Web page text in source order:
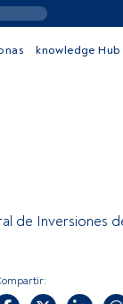
knowledge Hub
de Inversiones